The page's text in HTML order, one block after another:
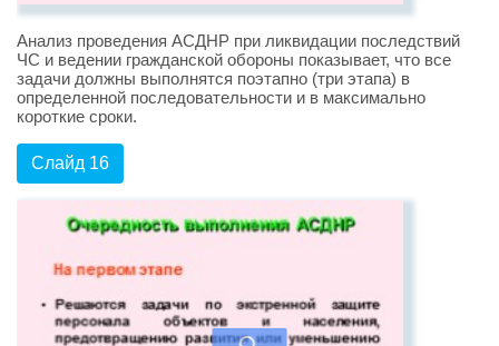
Анализ проведения АСДНР при ликвидации последствий
ЧС и ведении гражданской обороны показывает, что все
задачи должны выполнятся поэтапно (три этапа) в
определенной последовательности и в максимально
короткие сроки.
Слайд 16